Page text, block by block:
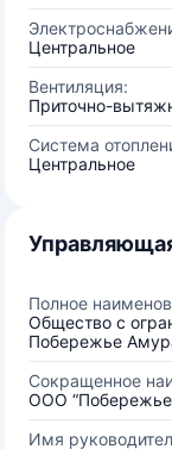
Центральное
Вентиляция:
Приточно-
Система
Центральное
Полное
Общество с
Побережье
Сокращенное
ООО
Имя